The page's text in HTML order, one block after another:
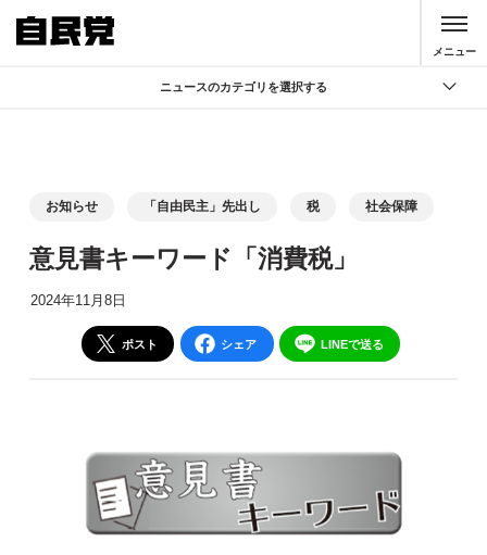
メニュー
ニュースのカテゴリを選択する
記者会見
お知らせ 「自由民主」先出し 税 社会保障
意見書キーワード「消費税」
2024年11月8日
ポスト シェア LINEで送る